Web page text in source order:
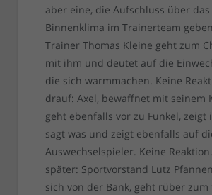
aber eine, die Aufschluss über das
Binnenklima im Trainerteam
Trainer Thomas Kleine geht zum
mit ihm und deutet auf die
die sich warmmachen. Keine
drauf: Axel, bewaffnet mit seinem
geht ebenfalls vor zu Funkel, zeigt
sagt was und zeigt ebenfalls auf
Auswechselspieler. Keine
später: Sportvorstand Lutz
sich von der Bank, geht rüber